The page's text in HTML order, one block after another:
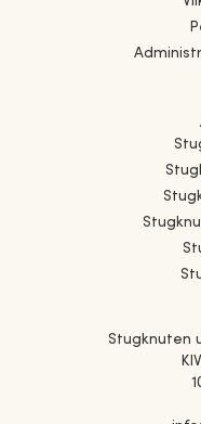
Stugknuten